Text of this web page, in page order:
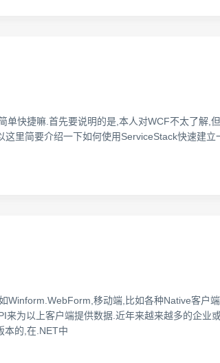
快捷嘛.首先要说明的是,本人对WCF不太了解,
里简要介绍一下如何使用ServiceStack快速建
Winform.WebForm,移动端,比如各种Native客户
为以上客户端提供数据.近年来越来越多的企
本的,在.NET中